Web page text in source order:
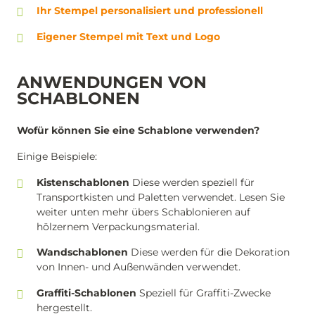
Ihr Stempel personalisiert und professionell
Eigener Stempel mit Text und Logo
ANWENDUNGEN VON
SCHABLONEN
Wofür können Sie eine Schablone verwenden?
Einige Beispiele:
Kistenschablonen Diese werden speziell für
Transportkisten und Paletten verwendet. Lesen Sie
weiter unten mehr übers Schablonieren auf
hölzernem Verpackungsmaterial.
Wandschablonen Diese werden für die Dekoration
von Innen- und Außenwänden verwendet.
Graffiti-Schablonen Speziell für Graffiti-Zwecke
hergestellt.